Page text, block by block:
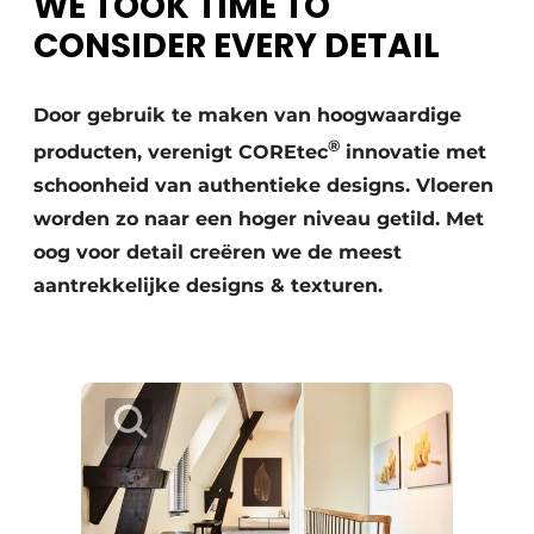
Vacature aanmelden
Vacatures
CONSIDER EVERY DETAIL
Door gebruik te maken van hoogwaardige
producten, verenigt COREtec® innovatie met
schoonheid van authentieke designs. Vloeren
worden zo naar een hoger niveau getild. Met
oog voor detail creëren we de meest
aantrekkelijke designs & texturen.